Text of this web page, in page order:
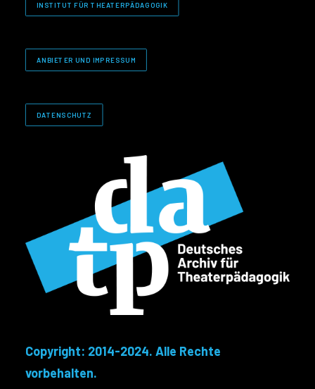
INSTITUT FÜR THEATERPÄDAGOGIK
ANBIETER UND IMPRESSUM
DATENSCHUTZ
Copyright: 2014-2024. Alle Rechte
vorbehalten.